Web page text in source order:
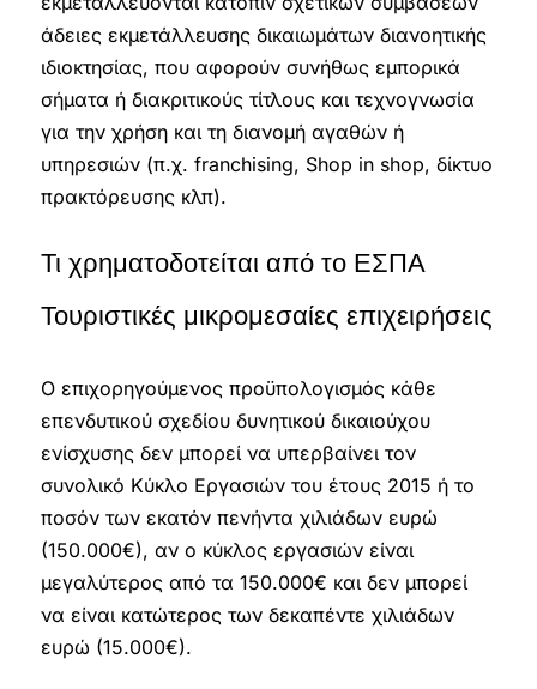
άδειες εκμετάλλευσης δικαιωμάτων διανοητικής
ιδιοκτησίας, που αφορούν συνήθως εμπορικά
σήματα ή διακριτικούς τίτλους και τεχνογνωσία
για την χρήση και τη διανομή αγαθών ή
υπηρεσιών (π.χ. franchising, Shop in shop, δίκτυο
πρακτόρευσης κλπ).
Τι χρηματοδοτείται από το ΕΣΠΑ
Τουριστικές μικρομεσαίες επιχειρήσεις
Ο επιχορηγούμενος προϋπολογισμός κάθε
επενδυτικού σχεδίου δυνητικού δικαιούχου
ενίσχυσης δεν μπορεί να υπερβαίνει τον
συνολικό Κύκλο Εργασιών του έτους 2015 ή το
ποσόν των εκατόν πενήντα χιλιάδων ευρώ
(150.000€), αν ο κύκλος εργασιών είναι
μεγαλύτερος από τα 150.000€ και δεν μπορεί
να είναι κατώτερος των δεκαπέντε χιλιάδων
ευρώ (15.000€).